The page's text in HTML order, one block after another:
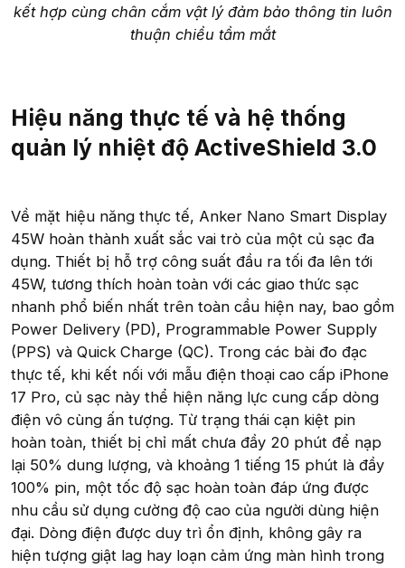
kết hợp cùng chân cắm vật lý đảm bảo thông tin luôn
thuận chiều tầm mắt
Hiệu năng thực tế và hệ thống
quản lý nhiệt độ ActiveShield 3.0
Về mặt hiệu năng thực tế, Anker Nano Smart Display
45W hoàn thành xuất sắc vai trò của một củ sạc đa
dụng. Thiết bị hỗ trợ công suất đầu ra tối đa lên tới
45W, tương thích hoàn toàn với các giao thức sạc
nhanh phổ biến nhất trên toàn cầu hiện nay, bao gồm
Power Delivery (PD), Programmable Power Supply
(PPS) và Quick Charge (QC). Trong các bài đo đạc
thực tế, khi kết nối với mẫu điện thoại cao cấp iPhone
17 Pro, củ sạc này thể hiện năng lực cung cấp dòng
điện vô cùng ấn tượng. Từ trạng thái cạn kiệt pin
hoàn toàn, thiết bị chỉ mất chưa đầy 20 phút để nạp
lại 50% dung lượng, và khoảng 1 tiếng 15 phút là đầy
100% pin, một tốc độ sạc hoàn toàn đáp ứng được
nhu cầu sử dụng cường độ cao của người dùng hiện
đại. Dòng điện được duy trì ổn định, không gây ra
hiện tượng giật lag hay loạn cảm ứng màn hình trong